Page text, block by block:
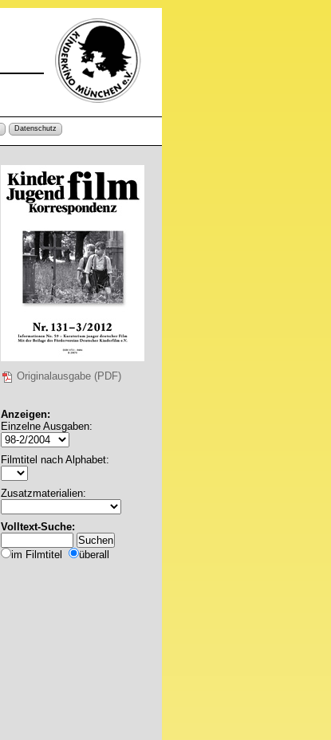
Datenschutz
Originalausgabe (PDF)
Anzeigen:
Einzelne Ausgaben:
Filmtitel nach Alphabet:
Zusatzmaterialien:
Volltext-Suche:
im Filmtitel überall